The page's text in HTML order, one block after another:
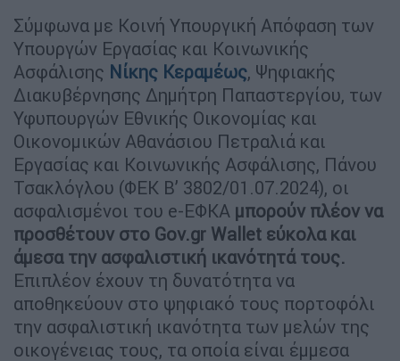
Σύμφωνα με Κοινή Υπουργική Απόφαση των
Υπουργών Εργασίας και Κοινωνικής
Ασφάλισης Νίκης Κεραμέως, Ψηφιακής
Διακυβέρνησης Δημήτρη Παπαστεργίου, των
Υφυπουργών Εθνικής Οικονομίας και
Οικονομικών Αθανάσιου Πετραλιά και
Εργασίας και Κοινωνικής Ασφάλισης, Πάνου
Τσακλόγλου (ΦΕΚ Β’ 3802/01.07.2024), οι
ασφαλισμένοι του e-ΕΦΚΑ μπορούν πλέον να
προσθέτουν στο Gov.gr Wallet εύκολα και
άμεσα την ασφαλιστική ικανότητά τους.
Επιπλέον έχουν τη δυνατότητα να
αποθηκεύουν στο ψηφιακό τους πορτοφόλι
την ασφαλιστική ικανότητα των μελών της
οικογένειας τους, τα οποία είναι έμμεσα